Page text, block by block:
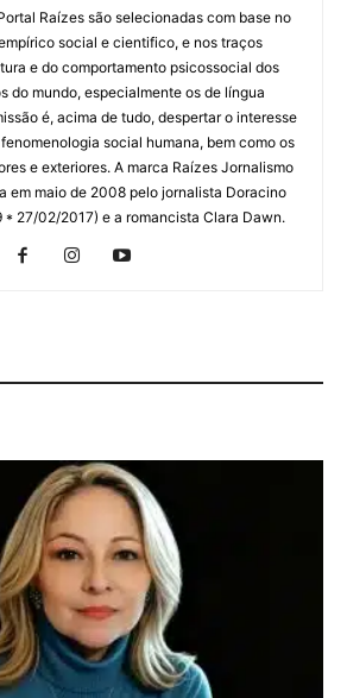
Raízes são selecionadas com base no
social e cientifico, e nos traços
e do comportamento psicossocial dos
do mundo, especialmente os de língua
é, acima de tudo, despertar o interesse
social humana, bem como os
e exteriores. A marca Raízes Jornalismo
em maio de 2008 pelo jornalista Doracino
* 27/02/2017) e a romancista Clara Dawn.